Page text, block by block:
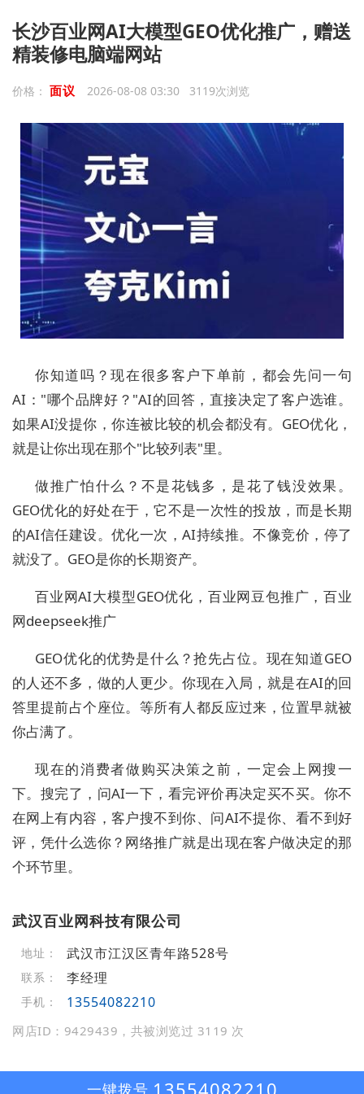
长沙百业网AI大模型GEO优化推广，赠送
精装修电脑端网站
价格： 面议 2026-08-08 03:30 3119次浏览
你知道吗？现在很多客户下单前，都会先问一句
AI："哪个品牌好？"AI的回答，直接决定了客户选谁。
如果AI没提你，你连被比较的机会都没有。GEO优化，
就是让你出现在那个"比较列表"里。
做推广怕什么？不是花钱多，是花了钱没效果。
GEO优化的好处在于，它不是一次性的投放，而是长期
的AI信任建设。优化一次，AI持续推。不像竞价，停了
就没了。GEO是你的长期资产。
百业网AI大模型GEO优化，百业网豆包推广，百业
网deepseek推广
GEO优化的优势是什么？抢先占位。现在知道GEO
的人还不多，做的人更少。你现在入局，就是在AI的回
答里提前占个座位。等所有人都反应过来，位置早就被
你占满了。
现在的消费者做购买决策之前，一定会上网搜一
下。搜完了，问AI一下，看完评价再决定买不买。你不
在网上有内容，客户搜不到你、问AI不提你、看不到好
评，凭什么选你？网络推广就是出现在客户做决定的那
个环节里。
武汉百业网科技有限公司
地址： 武汉市江汉区青年路528号
联系： 李经理
手机： 13554082210
网店ID：9429439，共被浏览过 3119 次
一键拨号 13554082210